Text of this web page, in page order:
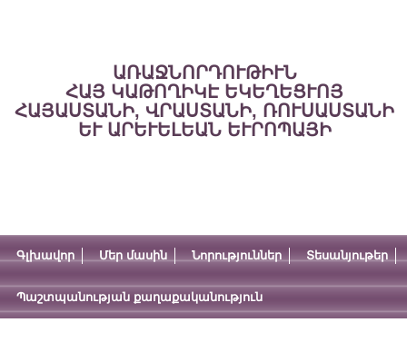
ԱՌԱՋՆՈՐԴՈՒԹԻՒՆ
ՀԱՅ ԿԱԹՈՂԻԿԷ ԵԿԵՂԵՑՒՈՅ
ՀԱՅԱՍՏԱՆԻ, ՎՐԱՍՏԱՆԻ, ՌՈՒՍԱՍՏԱՆԻ
ԵՒ ԱՐԵՒԵԼԵԱՆ ԵՒՐՈՊԱՅԻ
Գլխավոր Մեր մասին Նորություններ Տեսանյութեր
Պաշտպանության քաղաքականություն